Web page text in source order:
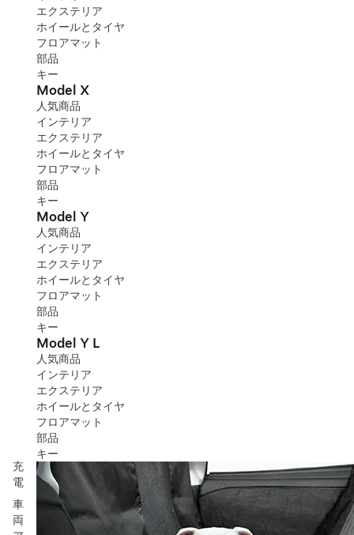
充
電
車
両
エクステリア
ホイールとタイヤ
フロアマット
部品
キー
Model X
人気商品
インテリア
エクステリア
ホイールとタイヤ
フロアマット
部品
キー
Model Y
人気商品
インテリア
エクステリア
ホイールとタイヤ
フロアマット
部品
キー
Model Y L
人気商品
インテリア
エクステリア
ホイールとタイヤ
フロアマット
部品
キー